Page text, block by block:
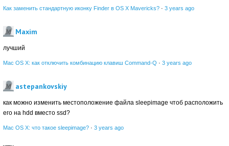
Как заменить стандартную иконку Finder в OS X Mavericks? · 3 years ago
Maxim
лучший
Mac OS X: как отключить комбинацию клавиш Command-Q · 3 years ago
astepankovskiy
как можно изменить местоположение файла sleepimage чтоб расположить
его на hdd вместо ssd?
Mac OS X: что такое sleepimage? · 3 years ago